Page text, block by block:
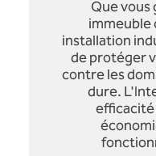
Que
immeuble
installation
de protéger
contre les
dure.